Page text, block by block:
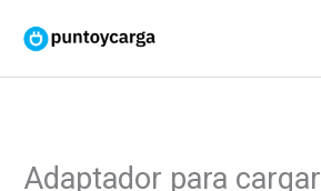
Adaptador para